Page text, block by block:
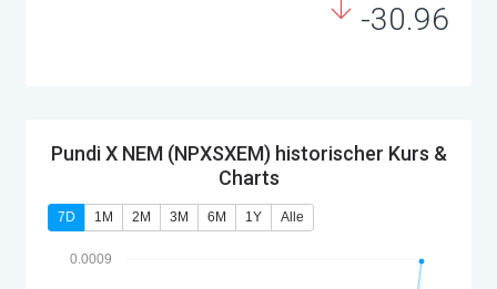
-30.96
Pundi X NEM (NPXSXEM) historischer Kurs &
Charts
7D 1M 2M 3M 6M 1Y Alle
0.0009